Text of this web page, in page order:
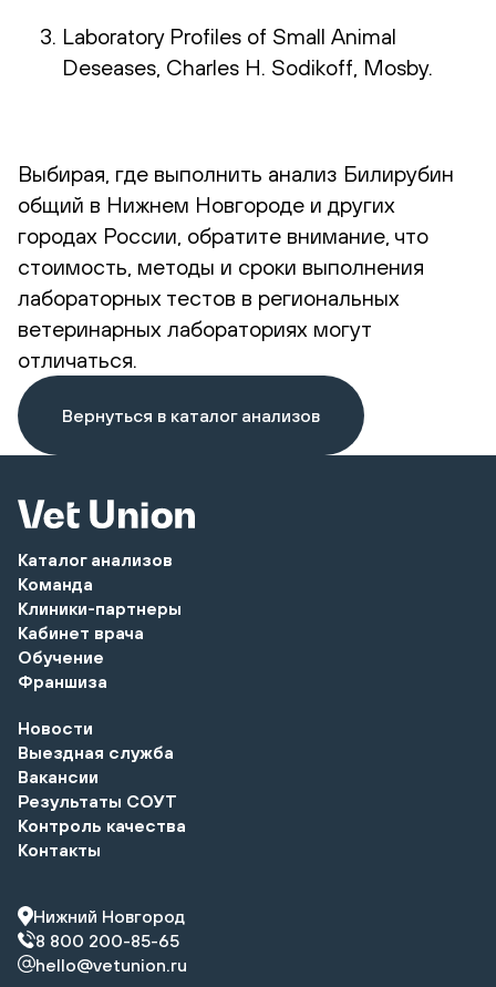
Laboratory Profiles of Small Animal
Deseases, Charles H. Sodikoff, Mosby.
Выбирая, где выполнить анализ Билирубин
общий в Нижнем Новгороде и других
городах России, обратите внимание, что
стоимость, методы и сроки выполнения
лабораторных тестов в региональных
ветеринарных лабораториях могут
отличаться.
Вернуться в каталог анализов
Каталог анализов
Команда
Клиники-партнеры
Кабинет врача
Обучение
Франшиза
Новости
Выездная служба
Вакансии
Результаты СОУТ
Контроль качества
Контакты
Нижний Новгород
8 800 200-85-65
hello@vetunion.ru